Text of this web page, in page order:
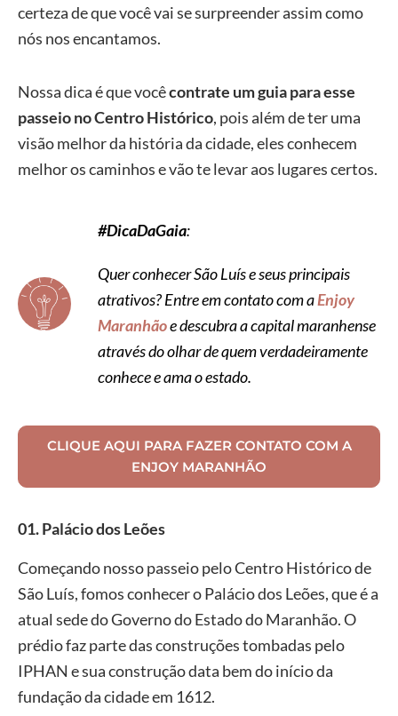
certeza de que você vai se surpreender assim como
nós nos encantamos.
Nossa dica é que vocêcontrate um guia para esse
passeio no Centro Histórico, pois além de ter uma
visão melhor da história da cidade, eles conhecem
melhor os caminhos e vão te levar aos lugares certos.
#DicaDaGaia:
Quer conhecer São Luís e seus principais
atrativos? Entre em contato com aEnjoy
Maranhãoe descubra a capital maranhense
através do olhar de quem verdadeiramente
conhece e ama o estado.
CLIQUE AQUI PARA FAZER CONTATO COM A
ENJOY MARANHÃO
01. Palácio dos Leões
Começando nosso passeio pelo Centro Histórico de
São Luís, fomos conhecer o Palácio dos Leões, que é a
atual sede do Governo do Estado do Maranhão. O
prédio faz parte das construções tombadas pelo
IPHAN e sua construção data bem do início da
fundação da cidade em 1612.